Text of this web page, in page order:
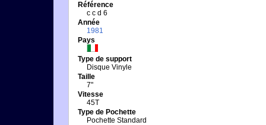
Référence
c c d 6
Année
1981
Pays
Type de support
Disque Vinyle
Taille
7"
Vitesse
45T
Type de Pochette
Pochette Standard